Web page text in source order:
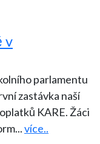
v
parlamentu
zastávka naší
KARE. Žáci
...více..